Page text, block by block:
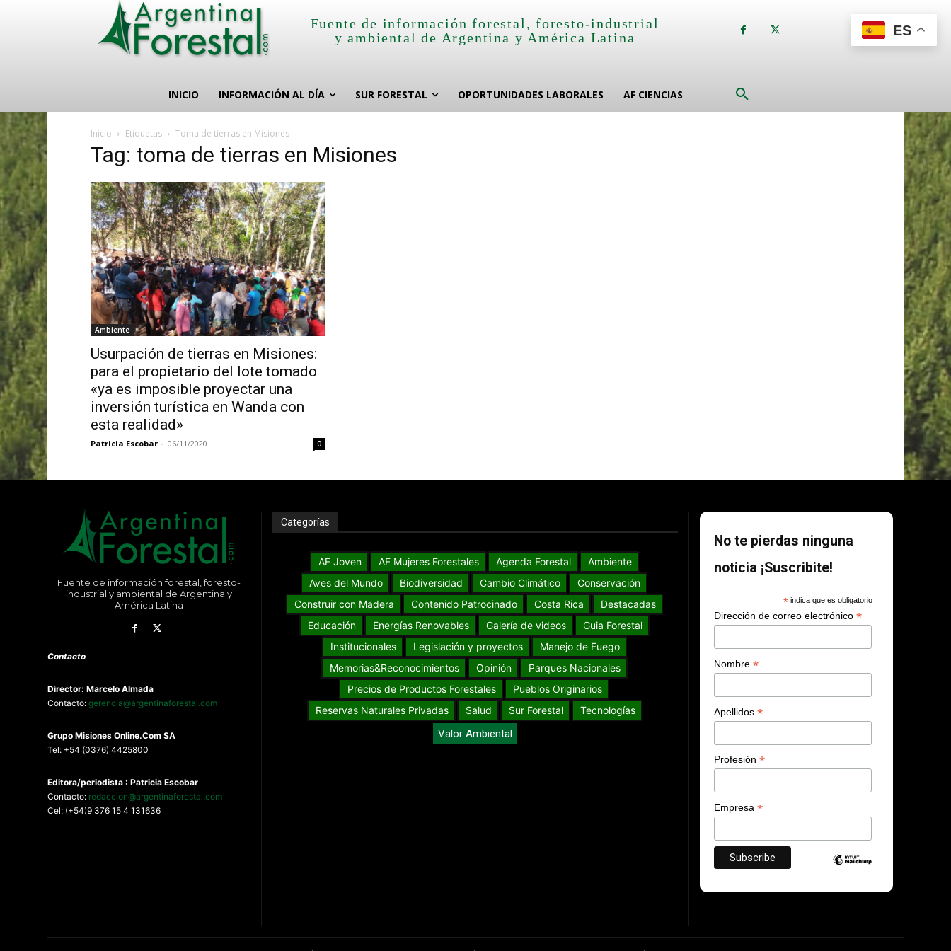
Fuente de información forestal, foresto-industrial
y ambiental de Argentina y América Latina
INICIO INFORMACIÓN AL DÍA SUR FORESTAL OPORTUNIDADES LABORALES AF CIENCIAS
Inicio Etiquetas Toma de tierras en Misiones
Tag: toma de tierras en Misiones
Ambiente
Usurpación de tierras en Misiones:
para el propietario del lote tomado
«ya es imposible proyectar una
inversión turística en Wanda con
esta realidad»
Patricia Escobar - 06/11/2020 0
Fuente de información forestal, foresto-
industrial y ambiental de Argentina y
América Latina
Contacto
Director: Marcelo Almada
Contacto: gerencia@argentinaforestal.com
Grupo MisionesOnline.Com SA
Tel: +54 (0376) 4425800
Editora/periodista : Patricia Escobar
Contacto: redaccion@argentinaforestal.com
Cel: (+54)9 376 15 4 131636
Categorías
AF Joven AF Mujeres Forestales Agenda Forestal
Ambiente
Aves del Mundo
Biodiversidad Cambio Climático
Conservación
Construir con Madera
Contenido Patrocinado Costa Rica
Destacadas
Educación
Energías Renovables Galería de videos
Guia Forestal
Institucionales
Legislación y proyectos
Manejo de Fuego
Memorias&Reconocimientos
Opinión
Parques Nacionales
Precios de Productos Forestales
Pueblos Originarios
Reservas Naturales Privadas
Salud Sur Forestal Tecnologías
Valor Ambiental
No te pierdas ninguna
noticia ¡Suscribite!
*indica que es obligatorio
Dirección de correo electrónico*
Nombre*
Apellidos*
Profesión*
Empresa*
ES